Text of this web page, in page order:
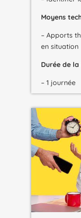
Moyens
– Apports
en situation
Durée de
– 1 journée